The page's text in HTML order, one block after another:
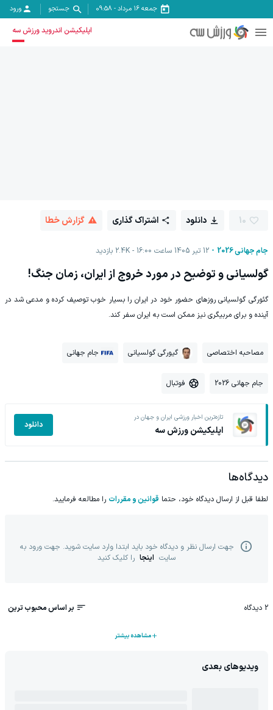
جمعه ۱۶ مرداد -
09:58 جستجو ورود
اپلیکیشن اندروید ورزش سه
جام جهانی 2026 12 تیر 1405 ساعت 16:00 2.4K بازدید
10 دانلود اشتراک گذاری گزارش خطا
گولسیانی و توضیح در مورد خروج از ایران، زمان جنگ!
گئورگی گولسیانی روزهای حضور خود در ایران را بسیار خوب توصیف کرده و مدعی شد در
آینده و برای مربیگری نیز ممکن است به ایران سفر کند.
مصاحبه اختصاصی گیورگی گولسیانی جام جهانی
جام جهانی 2026 فوتبال
تازه‌ترین اخبار ورزشی ایران و جهان در
اپلیکیشن ورزش سه دانلود
دیدگاه‌ها
لطفا قبل از ارسال دیدگاه خود، حتما قوانین و مقررات را مطالعه فرمایید.
جهت ارسال نظر و دیدگاه خود باید ابتدا وارد سایت شوید. جهت ورود به
سایت اینجا را کلیک کنید
2 دیدگاه بر اساس محبوب ترین
مشاهده بیشتر
ویدیوهای بعدی